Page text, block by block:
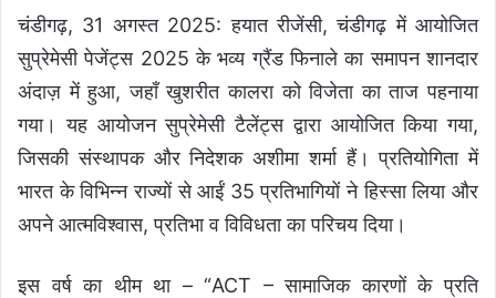
चंडीगढ़, 31 अगस्त 2025: हयात रीजेंसी, चंडीगढ़ में आयोजित
सुप्रेमेसी पेजेंट्स 2025 के भव्य ग्रैंड फिनाले का समापन शानदार
अंदाज़ में हुआ, जहाँ खुशरीत कालरा को विजेता का ताज पहनाया
गया। यह आयोजन सुप्रेमेसी टैलेंट्स द्वारा आयोजित किया गया,
जिसकी संस्थापक और निदेशक अशीमा शर्मा हैं। प्रतियोगिता में
भारत के विभिन्न राज्यों से आईं 35 प्रतिभागियों ने हिस्सा लिया और
अपने आत्मविश्वास, प्रतिभा व विविधता का परिचय दिया।
इस वर्ष का थीम था – “ACT – सामाजिक कारणों के प्रति